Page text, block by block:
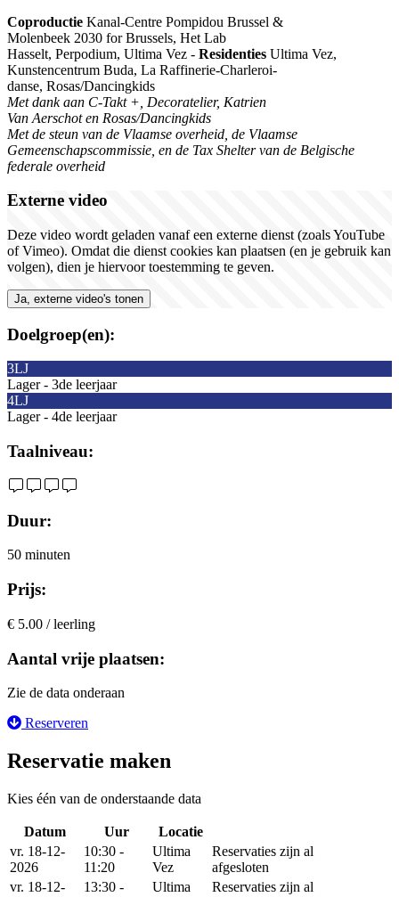
Coproductie Kanal-Centre Pompidou Brussel &
Molenbeek 2030 for Brussels, Het Lab
Hasselt, Perpodium, Ultima Vez - Residenties Ultima Vez,
Kunstencentrum Buda, La Raffinerie-Charleroi-
danse, Rosas/Dancingkids
Met dank aan C-Takt +, Decoratelier, Katrien
Van Aerschot en Rosas/Dancingkids
Met de steun van de Vlaamse overheid, de Vlaamse
Gemeenschapscommissie, en de Tax Shelter van de Belgische
federale overheid
Externe video
Deze video wordt geladen vanaf een externe dienst (zoals YouTube
of Vimeo). Omdat die dienst cookies kan plaatsen (en je gebruik kan
volgen), dien je hiervoor toestemming te geven.
Ja, externe video's tonen
Doelgroep(en):
3LJ
Lager - 3de leerjaar
4LJ
Lager - 4de leerjaar
Taalniveau:
Duur:
50 minuten
Prijs:
€ 5.00 / leerling
Aantal vrije plaatsen:
Zie de data onderaan
Reserveren
Reservatie maken
Kies één van de onderstaande data
Datum Uur Locatie
vr. 18-12-
2026
10:30 -
11:20
Ultima
Vez
Reservaties zijn al
afgesloten
vr. 18-12-
13:30 -
Ultima
Reservaties zijn al